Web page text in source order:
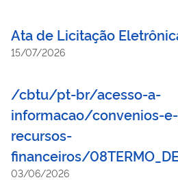
Ata de Licitação
15/07/2026
/cbtu/pt-br/acesso-a-
informacao/convenios-
recursos-
financeiros/
03/06/2026